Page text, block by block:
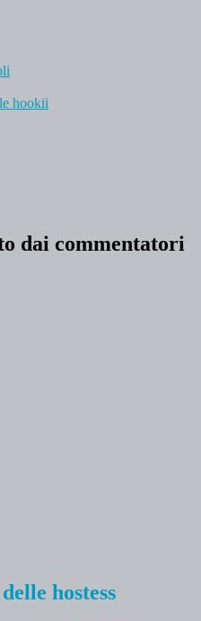
hookii
dai commentatori
hostess